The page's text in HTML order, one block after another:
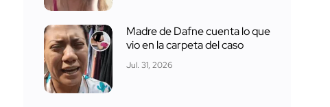
Madre de Dafne cuenta lo que
vio en la carpeta del caso
Jul. 31, 2026